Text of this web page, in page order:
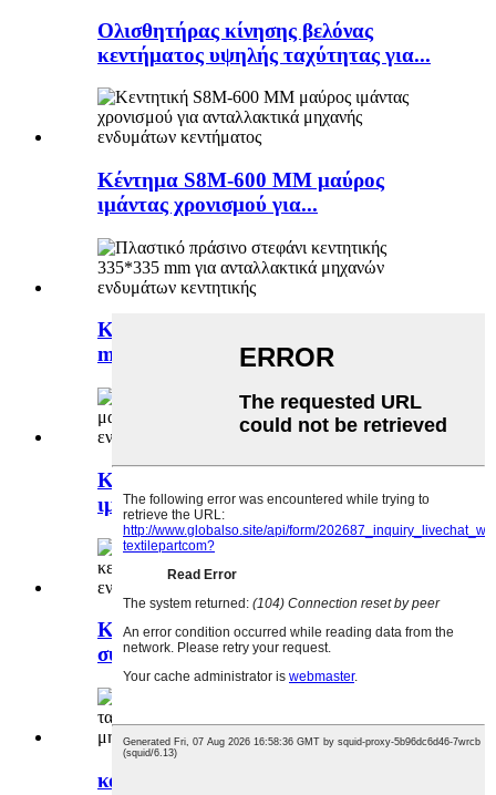
Ολισθητήρας κίνησης βελόνας
κεντήματος υψηλής ταχύτητας για...
Κέντημα S8M-600 MM μαύρος
ιμάντας χρονισμού για...
Κέντημα πλαστικό πράσινο 335*335
mm σκελετός κρίκος ...
Κέντημα S5M-1195*35 μαύρος
ιμάντας χρονισμού για...
Κέντημα G0011 μαύρο νάιλον
συρόμενο ...
καλής ποιότητας μηχανή κεντήματος